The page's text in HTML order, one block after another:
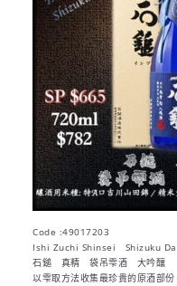
Code :49017203
Ishi Zuchi Shinsei Shizuku
石鎚 真精 袋吊雫酒 大吟釀
以雫取方法收集最珍貴的原酒部